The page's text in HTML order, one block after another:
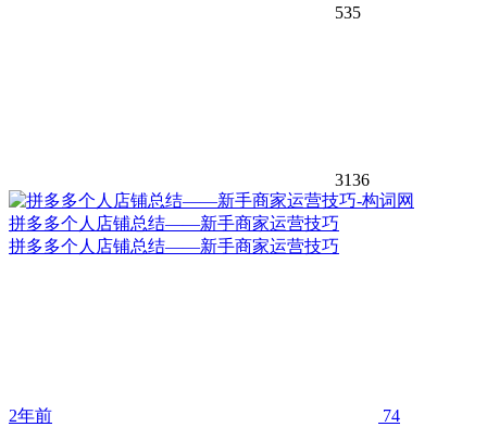
535
3136
拼多多个人店铺总结——新手商家运营技巧
拼多多个人店铺总结——新手商家运营技巧
2年前 74